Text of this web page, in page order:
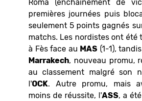
Roma (enchainement de
premières journées puis
seulement 5 points gagnés
matchs. Les nordistes ont été
à Fès face au MAS (1-1),
Marrakech, nouveau promu,
au classement malgré son
l'OCK. Autre promu, mais
moins de réussite, l'ASS, a